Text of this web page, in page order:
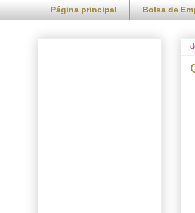
Página principal Bolsa de